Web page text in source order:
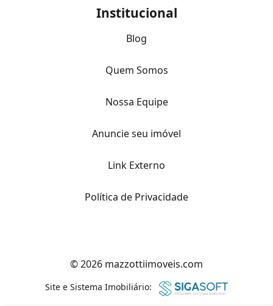
Institucional
Blog
Quem Somos
Nossa Equipe
Anuncie seu imóvel
Link Externo
Política de Privacidade
© 2026 mazzottiimoveis.com
Site e Sistema Imobiliário: